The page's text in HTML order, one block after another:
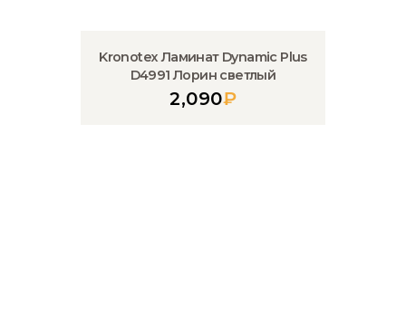
Kronotex Ламинат Dynamic Plus
D4991 Лорин светлый
2,090₽